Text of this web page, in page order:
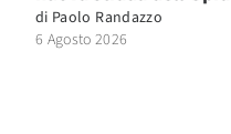
di Paolo Randazzo
6 Agosto 2026